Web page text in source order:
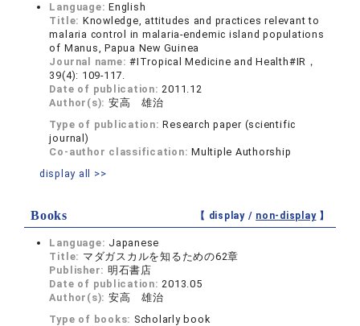
Language:English
Title: Knowledge, attitudes and practices relevant to
malaria control in malaria-endemic island populations
of Manus, Papua New Guinea
Journal name:#ITropical Medicine and Health#IR，
39(4): 109-117.
Date of publication:2011.12
Author(s): 安高 雄治
Type of publication:Research paper (scientific
journal)
Co-author classification:Multiple Authorship
display all >>
Books 【 display / non-display】
Language: Japanese
Title: マダガスカルを知るための62章
Publisher: 明石書店
Date of publication:2013.05
Author(s): 安高 雄治
Type of books: Scholarly book